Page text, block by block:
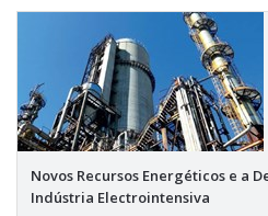
Novos Recursos Energéticos e a
Indústria Electrointensiva